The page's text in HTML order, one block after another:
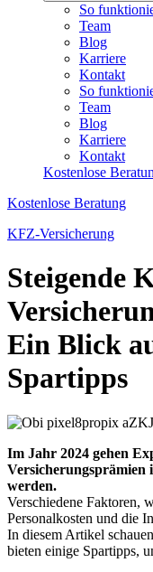
So
Team
Blog
Karriere
Kontakt
So
Team
Blog
Karriere
Kontakt
Kostenlose
Kostenlose Beratung
KFZ-Versicherung
Steigende
Ein Blick
Spartipps
Im Jahr 2024 gehen
Versicherungsprämien
werden.
Verschiedene Faktoren,
Personalkosten und die
In diesem Artikel
bieten einige Spartipps,